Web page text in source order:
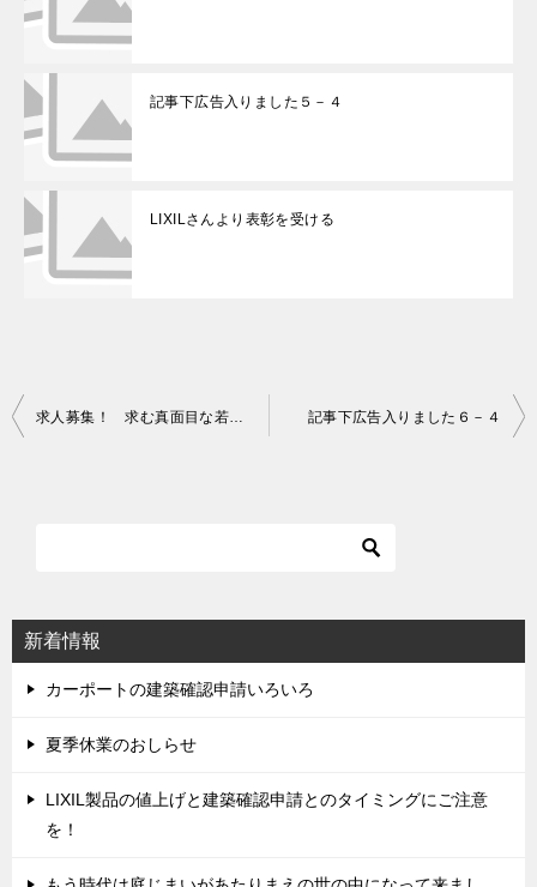
記事下広告入りました５－４
LIXILさんより表彰を受ける
シ
ョ
ン
求人募集！ 求む真面目な若人よ！！ 記事下広告入りました６－４
新着情報
カーポートの建築確認申請いろいろ
夏季休業のおしらせ
LIXIL製品の値上げと建築確認申請とのタイミングにご注意
を！